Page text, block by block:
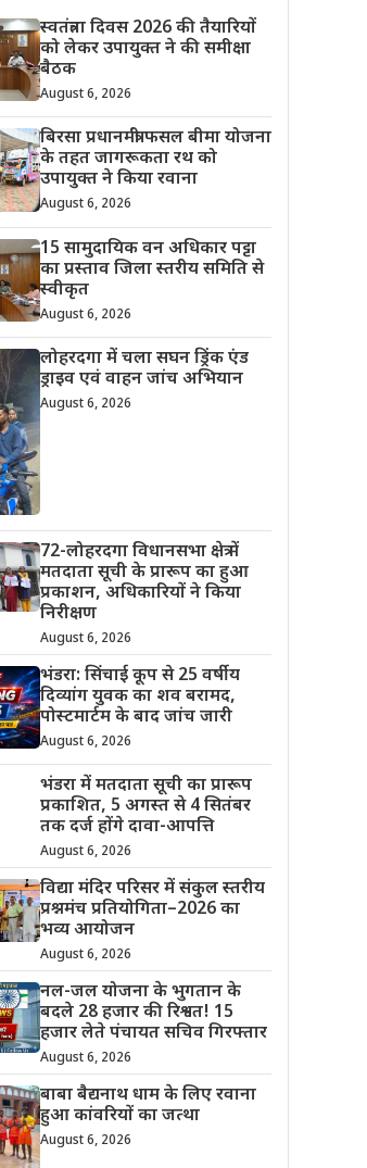
स्वतंत्रता दिवस 2026 की तैयारियों
को लेकर उपायुक्त ने की समीक्षा
बैठक
August 6, 2026
बिरसा प्रधानमंत्री फसल बीमा योजना
के तहत जागरूकता रथ को
उपायुक्त ने किया रवाना
August 6, 2026
15 सामुदायिक वन अधिकार पट्टा
का प्रस्ताव जिला स्तरीय समिति से
स्वीकृत
August 6, 2026
लोहरदगा में चला सघन ड्रिंक एंड
ड्राइव एवं वाहन जांच अभियान
August 6, 2026
72-लोहरदगा विधानसभा क्षेत्र में
मतदाता सूची के प्रारूप का हुआ
प्रकाशन, अधिकारियों ने किया
निरीक्षण
August 6, 2026
भंडरा: सिंचाई कूप से 25 वर्षीय
दिव्यांग युवक का शव बरामद,
पोस्टमार्टम के बाद जांच जारी
August 6, 2026
भंडरा में मतदाता सूची का प्रारूप
प्रकाशित, 5 अगस्त से 4 सितंबर
तक दर्ज होंगे दावा-आपत्ति
August 6, 2026
विद्या मंदिर परिसर में संकुल स्तरीय
प्रश्नमंच प्रतियोगिता–2026 का
भव्य आयोजन
August 6, 2026
नल-जल योजना के भुगतान के
बदले 28 हजार की रिश्वत! 15
हजार लेते पंचायत सचिव गिरफ्तार
August 6, 2026
बाबा बैद्यनाथ धाम के लिए रवाना
हुआ कांवरियों का जत्था
August 6, 2026